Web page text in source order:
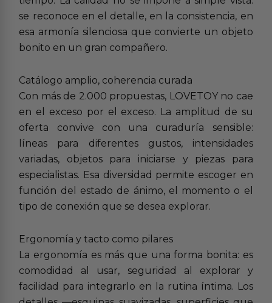
se reconoce en el detalle, en la consistencia, en
esa armonía silenciosa que convierte un objeto
bonito en un gran compañero.
Catálogo amplio, coherencia curada
Con más de 2.000 propuestas, LOVETOY no cae
en el exceso por el exceso. La amplitud de su
oferta convive con una curaduría sensible:
líneas para diferentes gustos, intensidades
variadas, objetos para iniciarse y piezas para
especialistas. Esa diversidad permite escoger en
función del estado de ánimo, el momento o el
tipo de conexión que se desea explorar.
Ergonomía y tacto como pilares
La ergonomía es más que una forma bonita: es
comodidad al usar, seguridad al explorar y
facilidad para integrarlo en la rutina íntima. Los